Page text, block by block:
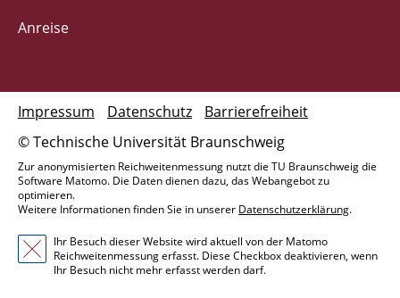
Anreise
© Technische Universität Braunschweig
Impressum Datenschutz Barrierefreiheit
Zur anonymisierten Reichweitenmessung nutzt die TU Braunschweig die
Software Matomo. Die Daten dienen dazu, das Webangebot zu
optimieren.
Weitere Informationen finden Sie in unserer Datenschutzerklärung.
Ihr Besuch dieser Website wird aktuell von der Matomo
Reichweitenmessung erfasst. Diese Checkbox deaktivieren, wenn
Ihr Besuch nicht mehr erfasst werden darf.